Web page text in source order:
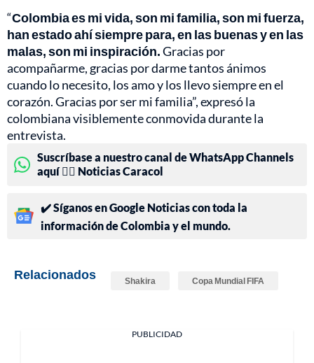
“Colombia es mi vida, son mi familia, son mi fuerza,
han estado ahí siempre para, en las buenas y en las
malas, son mi inspiración.Gracias por
acompañarme, gracias por darme tantos ánimos
cuando lo necesito, los amo y los llevo siempre en el
corazón. Gracias por ser mi familia”, expresó la
colombiana visiblemente conmovida durante la
entrevista.
Suscríbase a nuestro canal de WhatsApp Channels
aquí 👉🏻 Noticias Caracol
✔️ Síganos en Google Noticias con toda la
información de Colombia y el mundo.
Relacionados Shakira Copa Mundial FIFA
PUBLICIDAD